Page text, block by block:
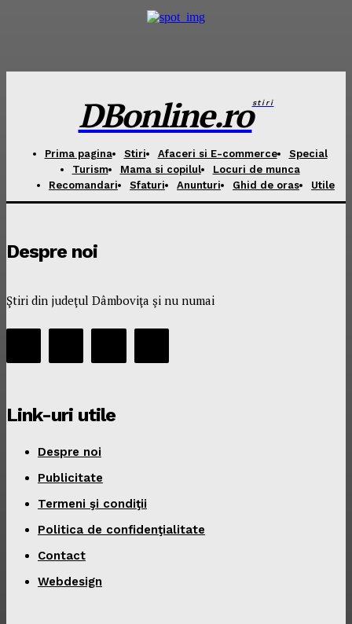
DBonline.rostiri
Prima pagina Stiri Afaceri si E-commerce
Special
Turism
Mama si copilul
Locuri de munca
Recomandari
Sfaturi Anunturi Ghid de oras Utile
Despre noi
Ştiri din judeţul Dâmboviţa şi nu numai
Link-uri utile
Despre noi
Publicitate
Termeni şi condiţii
Politica de confidenţialitate
Contact
Webdesign